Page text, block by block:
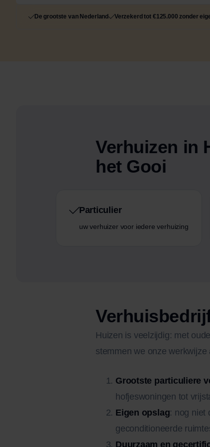
De grootste van Nederland Verzekerd tot €125.000 zonder
Verhuizen in
het Gooi
Particulier
uw verhuizer voor iedere verhuizing
Huizen is veelzijdig: met
stemmen we onze
Grootste particuliere
hofjeswoningen tot
Eigen opslag: nog niet
geconditioneerde
Duurzaam en